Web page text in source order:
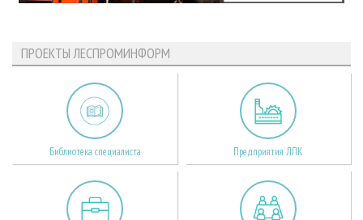
ПРОЕКТЫ ЛЕСПРОМИНФОРМ
Библиотека специалиста Предприятия ЛПК